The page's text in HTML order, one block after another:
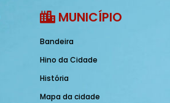
MUNICÍPIO
Bandeira
Hino da Cidade
História
Mapa da cidade